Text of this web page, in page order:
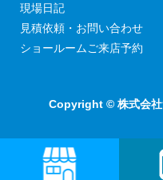
現場日記
見積依頼・お問い合わせ
ショールームご来店予約
Copyright © 株式会